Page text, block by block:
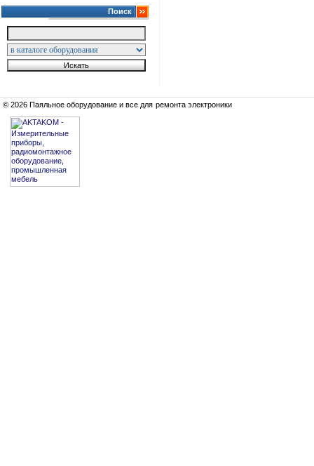
Поиск
© 2026 Паяльное оборудование и все для ремонта электроники